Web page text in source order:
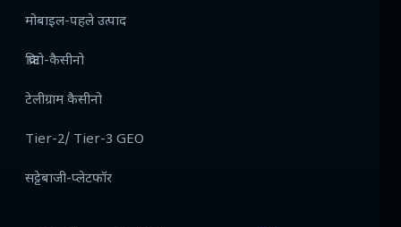
मोबाइल-पहले उत्पाद
क्रिप्टो-कैसीनो
टेलीग्राम कैसीनो
Tier-2/ Tier-3 GEO
सट्टेबाजी-प्लेटफॉर